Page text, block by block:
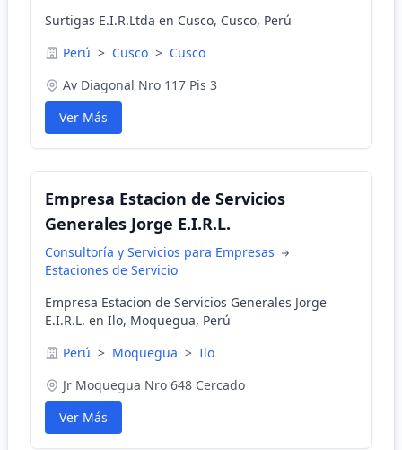
Surtigas E.I.R.Ltda en Cusco, Cusco, Perú
Perú > Cusco > Cusco
Av Diagonal Nro 117 Pis 3
Ver Más
Empresa Estacion de Servicios
Generales Jorge E.I.R.L.
Consultoría y Servicios para Empresas
Estaciones de Servicio
Empresa Estacion de Servicios Generales Jorge
E.I.R.L. en Ilo, Moquegua, Perú
Perú > Moquegua > Ilo
Jr Moquegua Nro 648 Cercado
Ver Más